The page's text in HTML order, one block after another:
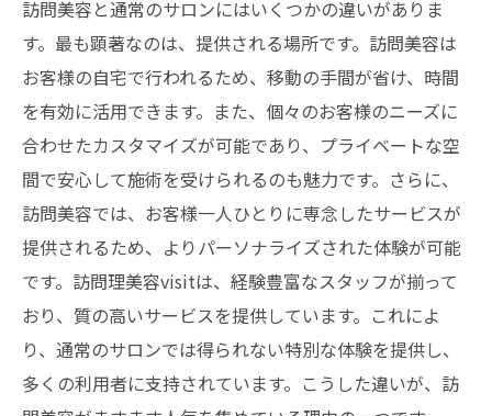
自分へのご褒美としての訪問美容
訪問美容が提供する心地よい時間
訪問美容で心身をリセットする方法
訪問理美容visitで得る特別なひと時
訪問美容が忙しい生活を豊かにする
訪問理美容visitの高品質サービスを千葉で体験
しよう
千葉で訪問理美容visitを選ぶ理由
訪問理美容visitが提供する安心感
訪問理美容visitの高品質な施術
千葉の訪問美容市場におけるvisitの存在感
訪問美容と通常のサロンにはいくつかの違いがありま
す。最も顕著なのは、提供される場所です。訪問美容は
お客様の自宅で行われるため、移動の手間が省け、時間
を有効に活用できます。また、個々のお客様のニーズに
合わせたカスタマイズが可能であり、プライベートな空
間で安心して施術を受けられるのも魅力です。さらに、
訪問美容では、お客様一人ひとりに専念したサービスが
提供されるため、よりパーソナライズされた体験が可能
です。訪問理美容visitは、経験豊富なスタッフが揃って
おり、質の高いサービスを提供しています。これによ
り、通常のサロンでは得られない特別な体験を提供し、
多くの利用者に支持されています。こうした違いが、訪